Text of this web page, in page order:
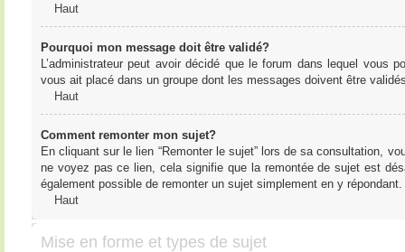
Haut
Pourquoi mon message doit être validé?
L’administrateur peut avoir décidé que le forum dans lequel vous
vous ait placé dans un groupe dont les messages doivent être
Haut
Comment remonter mon sujet?
En cliquant sur le lien “Remonter le sujet” lors de sa consultation,
ne voyez pas ce lien, cela signifie que la remontée de sujet est
également possible de remonter un sujet simplement en y
Haut
Mise en forme et types de sujet